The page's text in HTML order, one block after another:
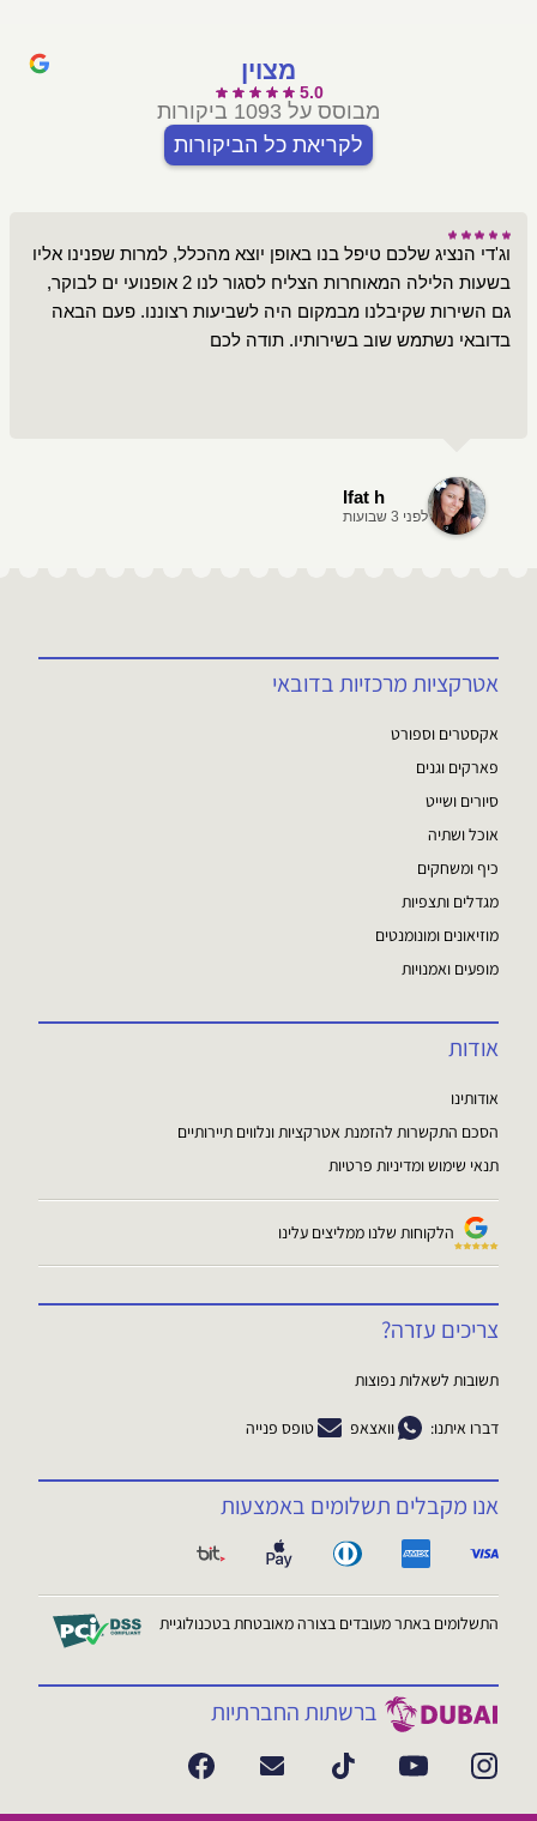
מצוין
5.0
מבוסס על 1093 ביקורות
לקריאת כל הביקורות
וג'די הנציג שלכם טיפל בנו באופן יוצא מהכלל, למרות שפנינו אליו
בשעות הלילה המאוחרות הצליח לסגור לנו 2 אופנועי ים לבוקר,
גם השירות שקיבלנו מבמקום היה לשביעות רצוננו. פעם הבאה
בדובאי נשתמש שוב בשירותיו. תודה לכם
Ifat h
לפני 3 שבועות
אטרקציות מרכזיות בדובאי
אקסטרים וספורט
פארקים וגנים
סיורים ושייט
אוכל ושתיה
כיף ומשחקים
מגדלים ותצפיות
מוזיאונים ומונומנטים
מופעים ואמנויות
אודות
אודותינו
הסכם התקשרות להזמנת אטרקציות ונלווים תיירותיים
תנאי שימוש ומדיניות פרטיות
הלקוחות שלנו ממליצים עלינו
צריכים עזרה?
תשובות לשאלות נפוצות
דברו איתנו: וואצאפ טופס פנייה
אנו מקבלים תשלומים באמצעות
התשלומים באתר מעובדים בצורה מאובטחת בטכנולוגיית
ברשתות החברתיות